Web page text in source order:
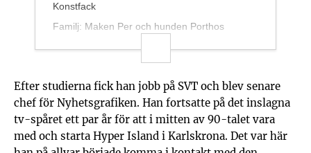
Konstfack
Familj: Maken Per och hunden Porthos
Hyper Island
1998-2000: SVT
2000-2001:
Dobedo
Efter studierna fick han jobb på SVT och blev senare
chef för Nyhetsgrafiken. Han fortsatte på det inslagna
tv-spåret ett par år för att i mitten av 90-talet vara
med och starta Hyper Island i Karlskrona. Det var här